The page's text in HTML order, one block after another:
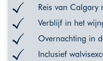
Reis van Calgary
Verblijf in het
Overnachting in
Inclusief